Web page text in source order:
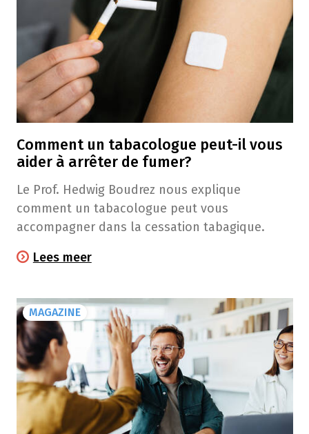
Comment un tabacologue peut-il vous
aider à arrêter de fumer?
Le Prof. Hedwig Boudrez nous explique
comment un tabacologue peut vous
accompagner dans la cessation tabagique.
Lees meer
MAGAZINE